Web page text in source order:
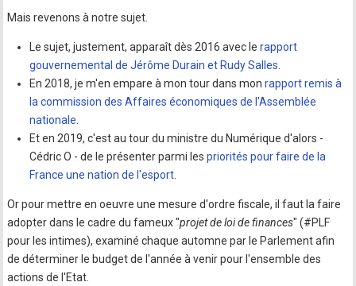
Mais revenons à notre sujet.
Le sujet, justement, apparaît dès 2016 avec lerapport
gouvernemental de Jérôme Durain et Rudy Salles.
En 2018, je m'en empare à mon tour dans monrapport remis à
la commission des Affaires économiques de l'Assemblée
nationale.
Et en 2019, c'est au tour du ministre du Numérique d'alors -
Cédric O - de le présenter parmi lespriorités pour faire de la
France une nation de l'esport.
Or pour mettre en oeuvre une mesure d'ordre fiscale, il faut la faire
adopter dans le cadre du fameux "projet de loi de finances" (#PLF
pour les intimes), examiné chaque automne par le Parlement afin
de déterminer le budget de l'année à venir pour l'ensemble des
actions de l'Etat.